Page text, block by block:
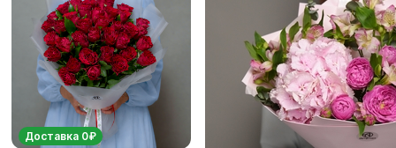
Доставка 0₽